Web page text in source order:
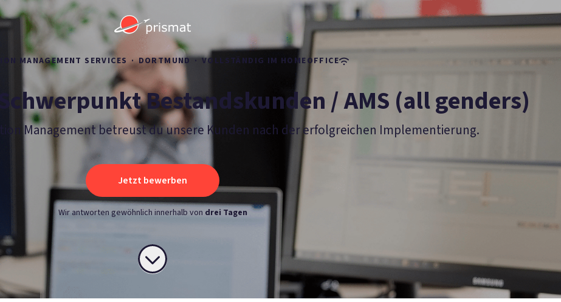
MANAGEMENT SERVICES · DORTMUND · VOLLSTÄNDIG IM HOMEOFFICE
Bestandskunden / AMS (all genders)
Management betreust du unsere Kunden nach der erfolgreichen Implementierung.
Jetzt bewerben
Wir antworten gewöhnlich innerhalb von drei Tagen